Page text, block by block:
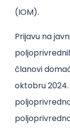
(IOM).
Prijavu na
članovi
oktobru